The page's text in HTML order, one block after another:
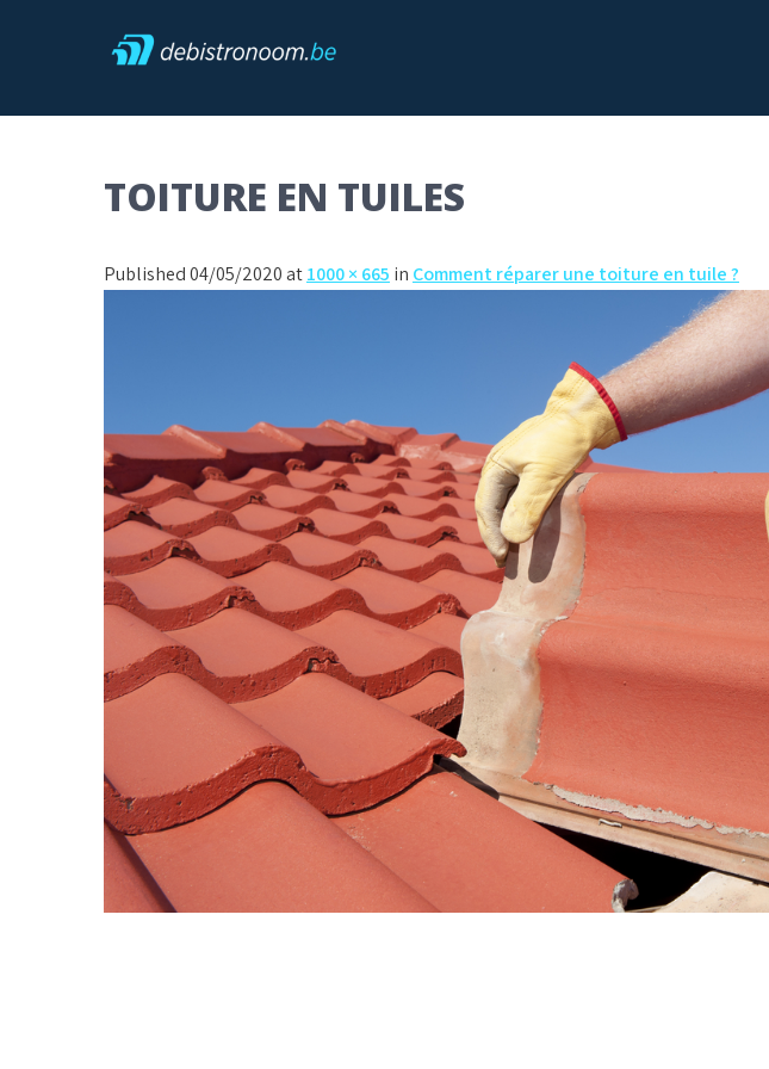
Debistronoom
TOITURE EN TUILES
Published 04/05/2020 at1000 × 665 in Comment réparer une toiture en tuile ?